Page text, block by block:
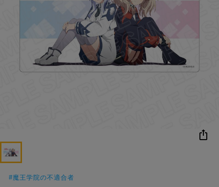
キ
ー
ー
#魔王学院の不適合者